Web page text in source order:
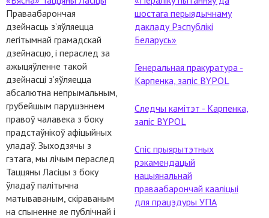
Праваабарончая
дзейнасць з’яўляецца
легітымнай грамадскай
дзейнасцю, і пераслед за
ажыцяўленне такой
дзейнасці з’яўляецца
абсалютна непрымальным,
грубейшым парушэннем
правоў чалавека з боку
прадстаўнікоў афіцыйных
уладаў. Зыходзячы з
гэтага, мы лічым пераслед
Таццяны Ласіцы з боку
ўладаў палітычна
матываваным, скіраваным
на спыненне яе публічнай і
шостага перыядычнаму
дакладу Рэспублікі
Беларусь»
Генеральная пракуратура -
Карпенка, запіс BYPOL
Следчы камітэт - Карпенка,
запіс BYPOL
Спіс прыярытэтных
рэкамендацый
нацыянальнай
праваабарончай кааліцыі
для працэдуры УПА